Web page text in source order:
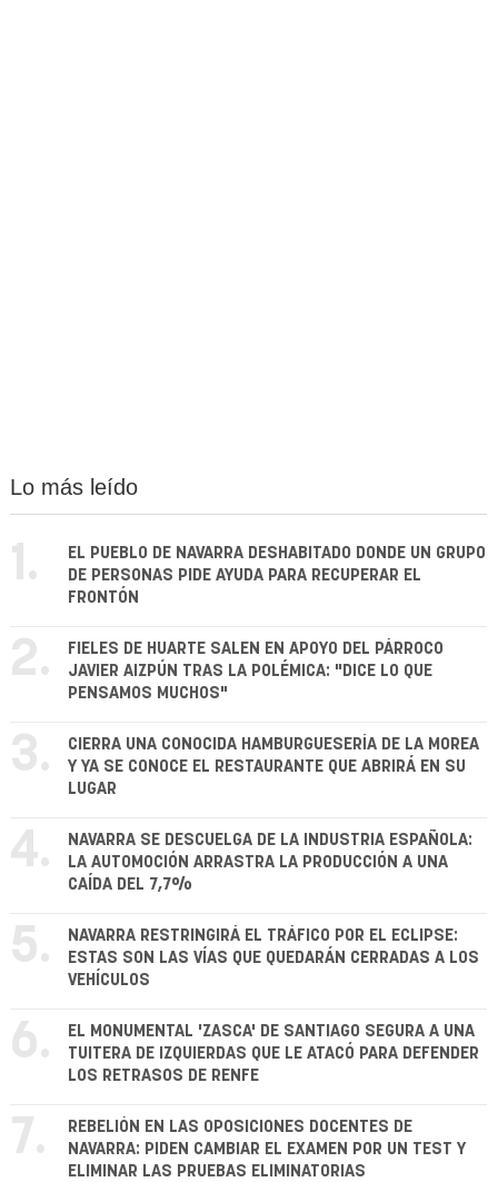
Lo más leído
1.
EL PUEBLO DE NAVARRA DESHABITADO DONDE UN GRUPO
DE PERSONAS PIDE AYUDA PARA RECUPERAR EL
FRONTÓN
2.
FIELES DE HUARTE SALEN EN APOYO DEL PÁRROCO
JAVIER AIZPÚN TRAS LA POLÉMICA: "DICE LO QUE
PENSAMOS MUCHOS"
3.
CIERRA UNA CONOCIDA HAMBURGUESERÍA DE LA MOREA
Y YA SE CONOCE EL RESTAURANTE QUE ABRIRÁ EN SU
LUGAR
4.
NAVARRA SE DESCUELGA DE LA INDUSTRIA ESPAÑOLA:
LA AUTOMOCIÓN ARRASTRA LA PRODUCCIÓN A UNA
CAÍDA DEL 7,7%
5.
NAVARRA RESTRINGIRÁ EL TRÁFICO POR EL ECLIPSE:
ESTAS SON LAS VÍAS QUE QUEDARÁN CERRADAS A LOS
VEHÍCULOS
6.
EL MONUMENTAL 'ZASCA' DE SANTIAGO SEGURA A UNA
TUITERA DE IZQUIERDAS QUE LE ATACÓ PARA DEFENDER
LOS RETRASOS DE RENFE
7.
REBELIÓN EN LAS OPOSICIONES DOCENTES DE
NAVARRA: PIDEN CAMBIAR EL EXAMEN POR UN TEST Y
ELIMINAR LAS PRUEBAS ELIMINATORIAS